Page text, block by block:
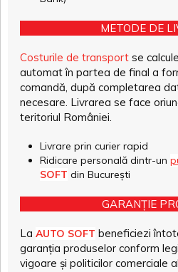
METODE DE
Costurile de transport se
automat în partea de final a
comandă, după completarea
necesare. Livrarea se face
teritoriul României.
Livrare prin curier rapid
Ridicare personală dintr-un
SOFT din București
GARANȚIE
La AUTO SOFT beneficiezi
garanția produselor conform
vigoare și politicilor comerciale